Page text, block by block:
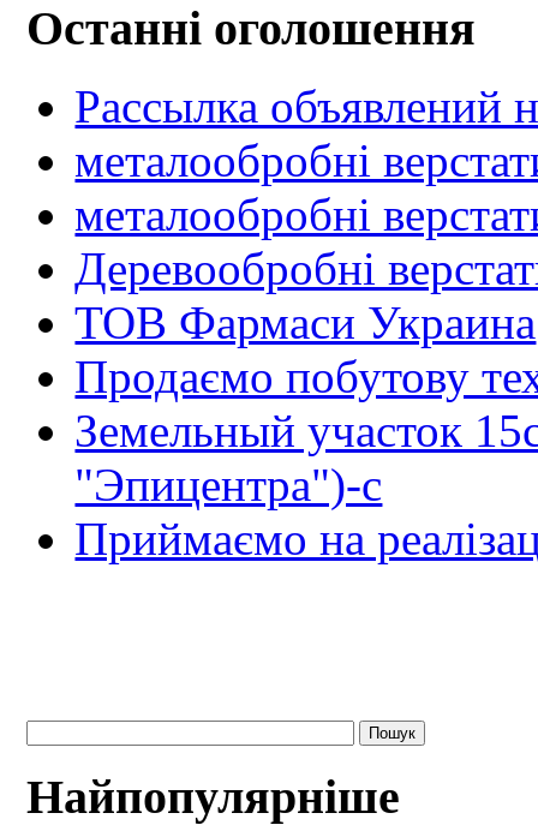
Останні оголошення
Рассылка объявлений
металообробні
металообробні
Деревообробні
ТОВ Фармаси Украина
Продаємо побутову
Земельный участок
"Эпицентра")-с
Приймаємо на
Найпопулярніше